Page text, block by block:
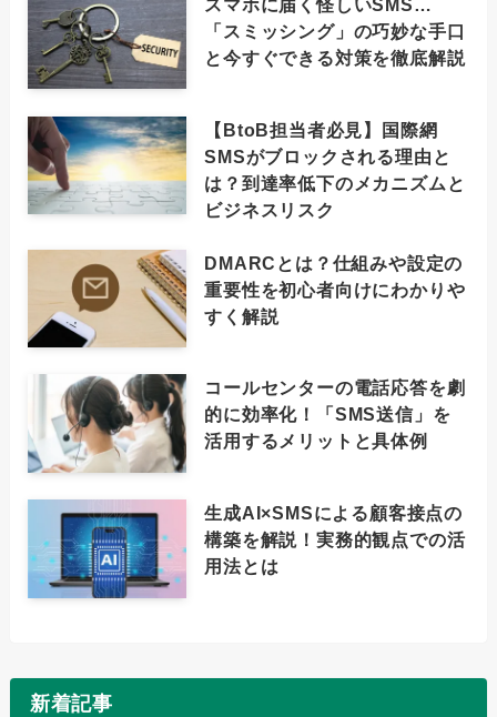
スマホに届く怪しいSMS…
「スミッシング」の巧妙な手口
と今すぐできる対策を徹底解説
【BtoB担当者必見】国際網
SMSがブロックされる理由と
は？到達率低下のメカニズムと
ビジネスリスク
DMARCとは？仕組みや設定の
重要性を初心者向けにわかりや
すく解説
コールセンターの電話応答を劇
的に効率化！「SMS送信」を
活用するメリットと具体例
生成AI×SMSによる顧客接点の
構築を解説！実務的観点での活
用法とは
新着記事